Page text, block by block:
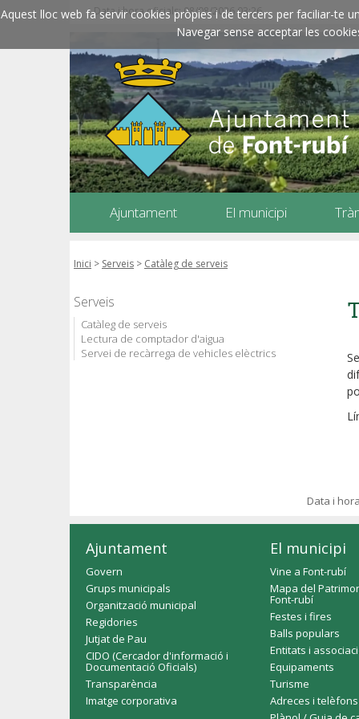
Aquest lloc web fa servir cookies pròpies i de tercers per faciliar-te
Navegar sense acceptar les
Data i hora oficials: 08/08/2026 03:26
Ajuntament El municipi
Inici > Serveis > Catàleg de serveis
Serveis
Catàleg de serveis
Lectura de comptador d'aigua
Servei de recàrrega de vehicles elèctrics
Data i
Ajuntament
Govern
Grups municipals
Organització municipal
Regidories
Jutjat de Pau
CIDO (Cercador d'informació i
Documentació Oficials)
Transparència
Imatge corporativa
El municipi
Vine a Font-rubí
Mapa del
Font-rubí
Festes i fires
Balls populars
Entitats i
Equipaments
Turisme
Adreces i telèfons